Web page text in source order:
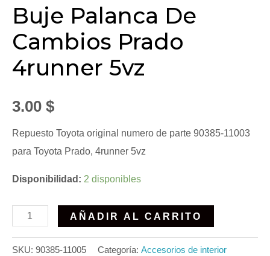
Buje Palanca De
Cambios Prado
4runner 5vz
3.00 $
Repuesto Toyota original numero de parte 90385-11003
para Toyota Prado, 4runner 5vz
Disponibilidad: 2 disponibles
AÑADIR AL CARRITO
SKU: 90385-11005 Categoría: Accesorios de interior